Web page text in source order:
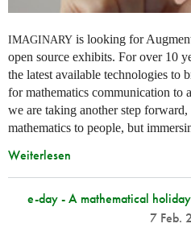
IMAGINARY is looking for
open source exhibits. For over 10
the latest available technologies to
for mathematics communication
we are taking another step
mathematics to people, but
Weiterlesen
e-day - A mathematical
7 Feb.